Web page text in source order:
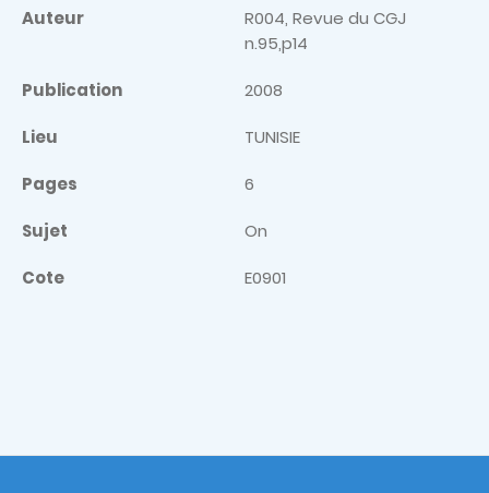
Auteur
R004, Revue du CGJ
n.95,p14
Publication 2008
Lieu TUNISIE
Pages 6
Sujet On
Cote E0901